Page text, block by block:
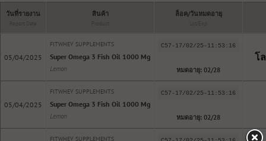
วันที่รายงาน สินค้า ล็อค/วันหมดอายุ
05/04/2025
FITWHEY SUPPLEMENTS
Super Omega 3 Fish Oil 1000 Mg
Lemon
C57-17/02/25-11:53:16
หมดอายุ: 02/28
โ
05/04/2025
FITWHEY SUPPLEMENTS
Super Omega 3 Fish Oil 1000 Mg
Lemon
C57-17/02/25-11:53:16
หมดอายุ: 02/28
FITWHEY SUPPLEMENTS